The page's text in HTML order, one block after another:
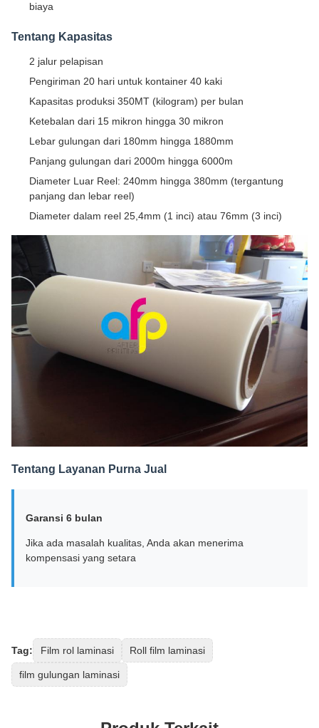
biaya
Tentang Kapasitas
2 jalur pelapisan
Pengiriman 20 hari untuk kontainer 40 kaki
Kapasitas produksi 350MT (kilogram) per bulan
Ketebalan dari 15 mikron hingga 30 mikron
Lebar gulungan dari 180mm hingga 1880mm
Panjang gulungan dari 2000m hingga 6000m
Diameter Luar Reel: 240mm hingga 380mm (tergantung
panjang dan lebar reel)
Diameter dalam reel 25,4mm (1 inci) atau 76mm (3 inci)
Tentang Layanan Purna Jual
Garansi 6 bulan
Jika ada masalah kualitas, Anda akan menerima
kompensasi yang setara
Tag: Film rol laminasi Roll film laminasi
film gulungan laminasi